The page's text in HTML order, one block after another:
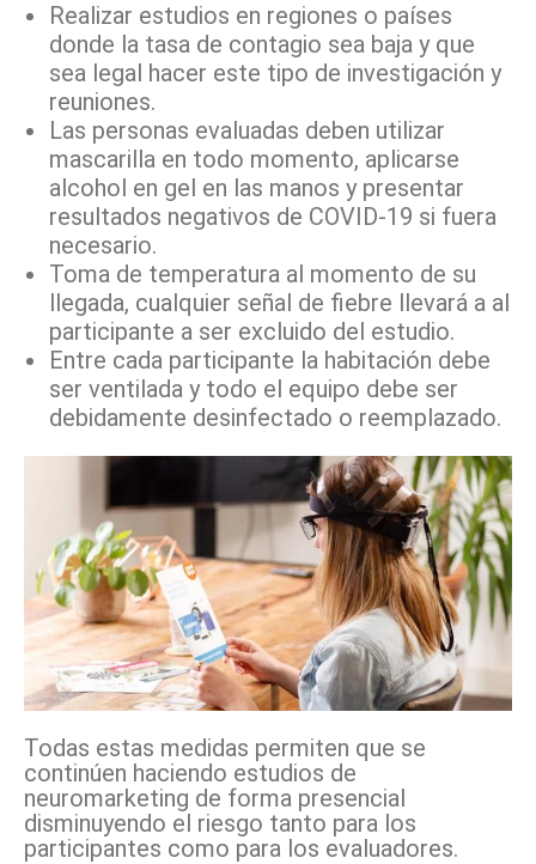
Realizar estudios en regiones o países
donde la tasa de contagio sea baja y que
sea legal hacer este tipo de investigación y
reuniones.
Las personas evaluadas deben utilizar
mascarilla en todo momento, aplicarse
alcohol en gel en las manos y presentar
resultados negativos de COVID-19 si fuera
necesario.
Toma de temperatura al momento de su
llegada, cualquier señal de fiebre llevará a al
participante a ser excluido del estudio.
Entre cada participante la habitación debe
ser ventilada y todo el equipo debe ser
debidamente desinfectado o reemplazado.
Todas estas medidas permiten que se
continúen haciendo estudios de
neuromarketing de forma presencial
disminuyendo el riesgo tanto para los
participantes como para los evaluadores.